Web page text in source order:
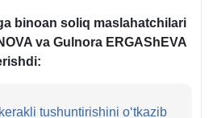
binoan soliq maslahatchilari
va Gulnora ERGAShEVA
tushuntirishini oʻtkazib